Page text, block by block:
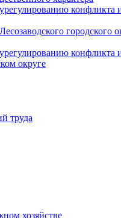
конфликта
конфликта
округе
труда
хозяйстве